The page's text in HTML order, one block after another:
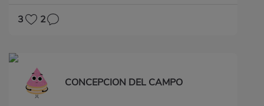
3 2
CONCEPCION DEL CAMPO